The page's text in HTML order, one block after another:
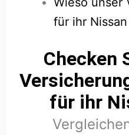
für ihr
Checken
für ihr